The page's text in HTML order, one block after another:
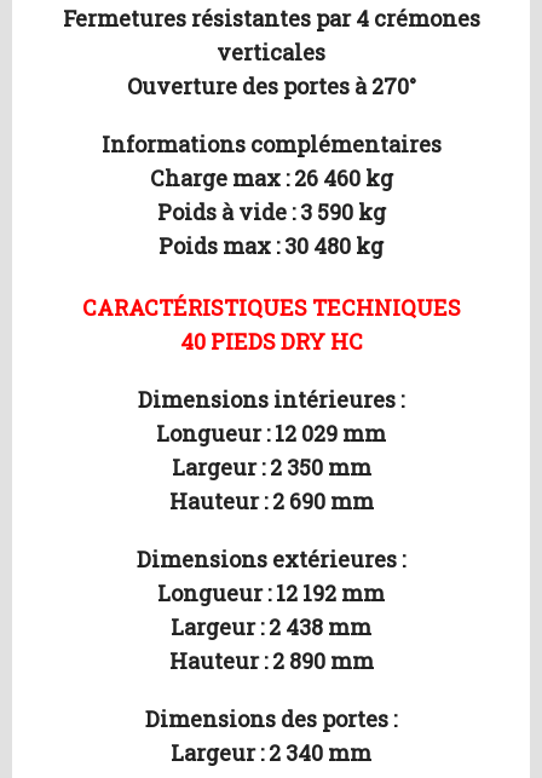
Fermetures résistantes par 4 crémones
verticales
Ouverture des portes à 270°
Informations complémentaires
Charge max : 26 460 kg
Poids à vide : 3 590 kg
Poids max : 30 480 kg
CARACTÉRISTIQUES TECHNIQUES
40 PIEDS DRY HC
Dimensions intérieures :
Longueur : 12 029 mm
Largeur : 2 350 mm
Hauteur : 2 690 mm
Dimensions extérieures :
Longueur : 12 192 mm
Largeur : 2 438 mm
Hauteur : 2 890 mm
Dimensions des portes :
Largeur : 2 340 mm